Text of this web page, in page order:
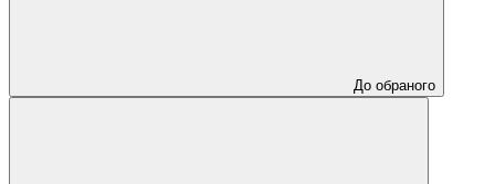
До обраного